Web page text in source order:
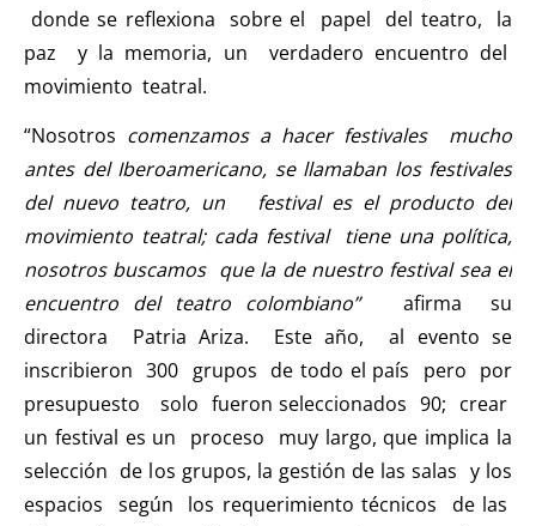
donde se reflexiona sobre el papel del teatro, la
paz y la memoria, un verdadero encuentro del
movimiento teatral.
“Nosotros comenzamos a hacer festivales mucho
antes del Iberoamericano, se llamaban los festivales
del nuevo teatro, un festival es el producto del
movimiento teatral; cada festival tiene una política,
nosotros buscamos que la de nuestro festival sea el
encuentro del teatro colombiano”afirma su
directora Patria Ariza. Este año, al evento se
inscribieron 300 grupos de todo el país pero por
presupuesto solo fueron seleccionados 90; crear
un festival es un proceso muy largo, que implica la
selección de los grupos, la gestión de las salas y los
espacios según los requerimiento técnicos de las